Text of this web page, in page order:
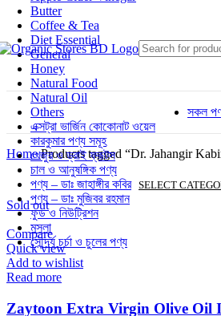
SELECT
Butter
Coffee & Tea
Diet Essential
General
Honey
Natural Food
Natural Oil
Others
এক্সট্রা ভার্জিন কোকোনাট ওয়েল
কারকুমার পণ্য সমূহ
খেজুর ও ড্রাই ফ্রূটস
চাল ও আনুষঙ্গিক পণ্য
পণ্য – ডাঃ জাহাঙ্গীর কবির
পণ্য – ডাঃ মুজিবর রহমান
ফুড ও নিউট্রিশন
মসলা
সৌন্দর্য চর্চা ও চুলের পণ্য
সকল
HomeProducts tagged “Dr. Jahangir
Sold out
Compare
Quick view
Add to wishlist
Read more
Zaytoon Extra Virgin Olive Oil